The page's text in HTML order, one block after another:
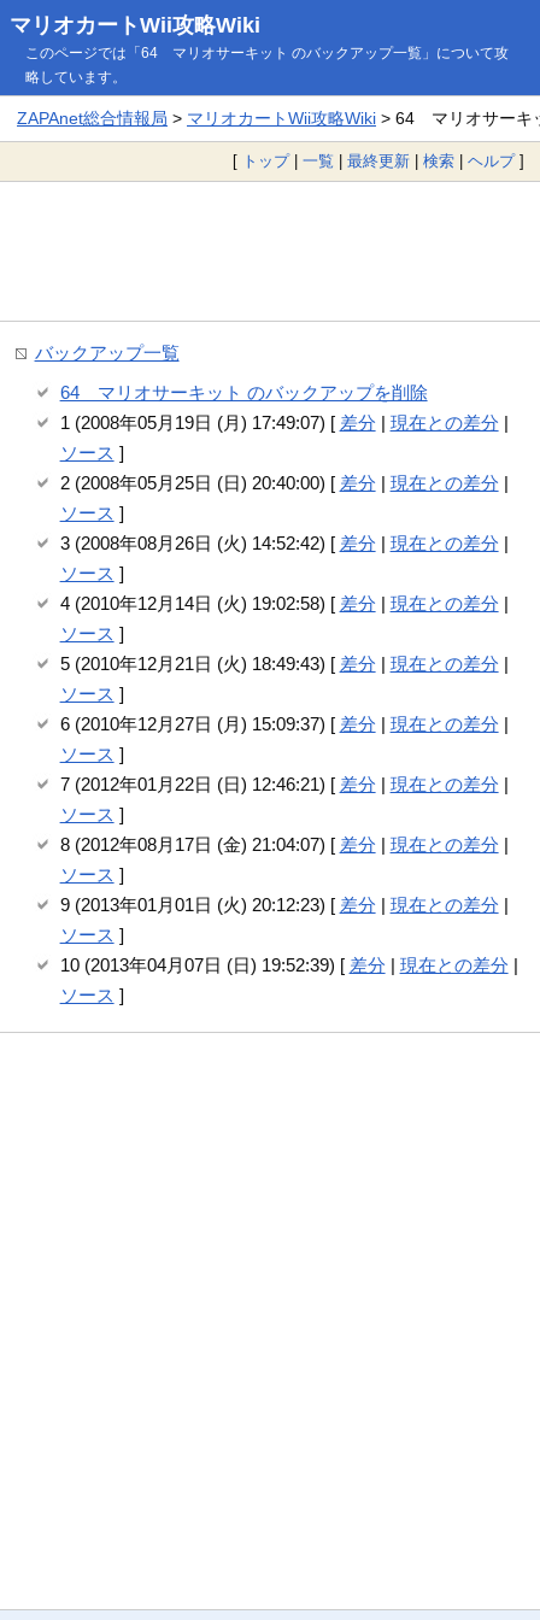
マリオカートWii攻略Wiki
このページでは「64 マリオサーキット のバックアップ一覧」について攻
略しています。
ZAPAnet総合情報局 > マリオカートWii攻略Wiki> 64 マリオサーキ
[ トップ| 一覧 | 最終更新 | 検索 | ヘルプ]
バックアップ一覧
64 マリオサーキット のバックアップを削除
1 (2008年05月19日 (月) 17:49:07) [ 差分| 現在との差分|
ソース ]
2 (2008年05月25日 (日) 20:40:00) [ 差分| 現在との差分|
ソース ]
3 (2008年08月26日 (火) 14:52:42) [ 差分| 現在との差分|
ソース ]
4 (2010年12月14日 (火) 19:02:58) [ 差分| 現在との差分|
ソース ]
5 (2010年12月21日 (火) 18:49:43) [ 差分| 現在との差分|
ソース ]
6 (2010年12月27日 (月) 15:09:37) [ 差分| 現在との差分|
ソース ]
7 (2012年01月22日 (日) 12:46:21) [ 差分| 現在との差分|
ソース ]
8 (2012年08月17日 (金) 21:04:07) [ 差分| 現在との差分|
ソース ]
9 (2013年01月01日 (火) 20:12:23) [ 差分| 現在との差分|
ソース ]
10 (2013年04月07日 (日) 19:52:39) [ 差分| 現在との差分|
ソース ]